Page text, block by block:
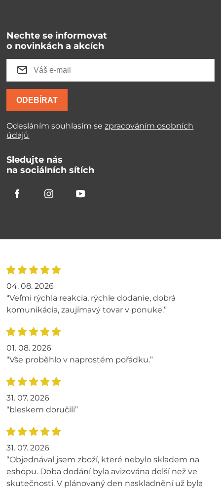
Nechte se informovat
o novinkách a akcích
ODEBÍRAT
Odesláním souhlasím sezpracováním osobních
údajů
Sledujte nás
na sociálních sítích
04. 08. 2026
“Veľmi rýchla reakcia, rýchle dodanie, dobrá
komunikácia, zaujímavý tovar v ponuke.”
01. 08. 2026
“Vše proběhlo v naprostém pořádku.”
31. 07. 2026
“bleskem doručili”
31. 07. 2026
“Objednával jsem zboží, které nebylo skladem na
eshopu. Doba dodání byla avizována delší než ve
skutečnosti. V plánovaný den naskladnění už byla